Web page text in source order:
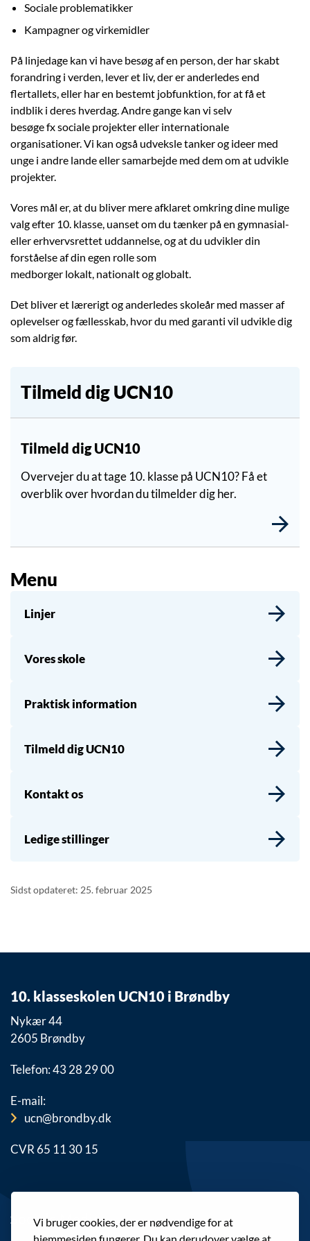
Vi bruger cookies, der er nødvendige for at
Sociale problematikker
Kampagner og virkemidler
På linjedage kan vi have besøg af en person, der har skabt
forandring i verden, lever et liv, der er anderledes end
flertallets, eller har en bestemt jobfunktion, for at få et
indblik i deres hverdag. Andre gange kan vi selv
besøge fx sociale projekter eller internationale
organisationer. Vi kan også udveksle tanker og ideer med
unge i andre lande eller samarbejde med dem om at udvikle
projekter.
Vores mål er, at du bliver mere afklaret omkring dine mulige
valg efter 10. klasse, uanset om du tænker på en gymnasial-
eller erhvervsrettet uddannelse, og at du udvikler din
forståelse af din egen rolle som
medborger lokalt, nationalt og globalt.
Det bliver et lærerigt og anderledes skoleår med masser af
oplevelser og fællesskab, hvor du med garanti vil udvikle dig
som aldrig før.
Tilmeld dig UCN10
Tilmeld dig UCN10
Overvejer du at tage 10. klasse på UCN10? Få et
overblik over hvordan du tilmelder dig her.
Menu
Linjer
Vores skole
Praktisk information
Tilmeld dig UCN10
Kontakt os
Ledige stillinger
Sidst opdateret: 25. februar 2025
10. klasseskolen UCN10 i Brøndby
Nykær 44
2605 Brøndby
Telefon: 43 28 29 00
E-mail:
ucn@brondby.dk
CVR 65 11 30 15
Sociale Medier